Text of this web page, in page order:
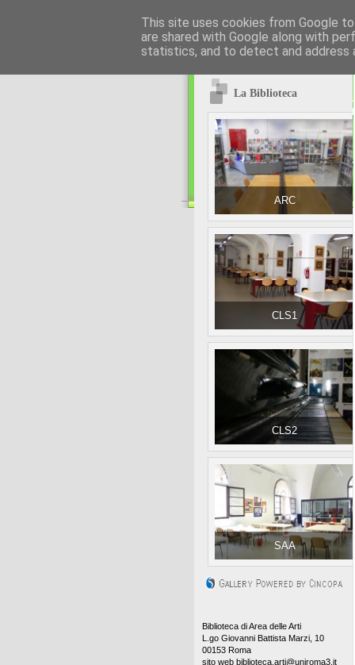
La Biblioteca
ARC
CLS1
CLS2
SAA
Biblioteca di Area delle Arti
L.go Giovanni Battista Marzi, 10
00153 Roma
sito web biblioteca.arti@uniroma3.it
This site uses cookies from Google
are shared with Google along with
statistics, and to detect and address